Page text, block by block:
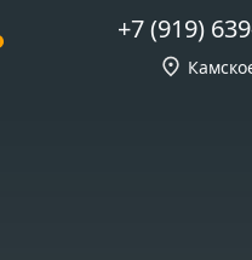
+7 (919)